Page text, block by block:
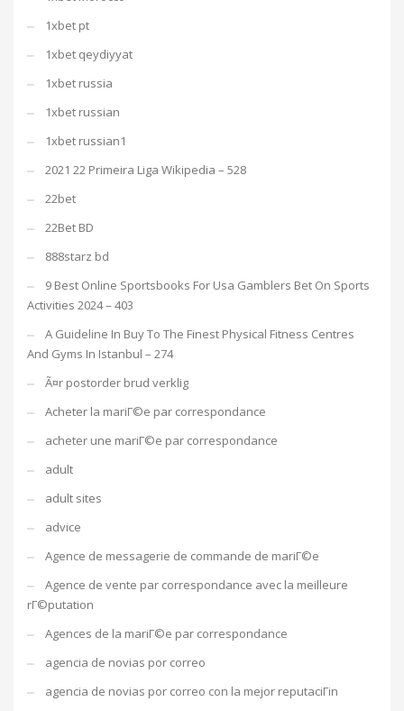
1xbet pt
1xbet qeydiyyat
1xbet russia
1xbet russian
1xbet russian1
2021 22 Primeira Liga Wikipedia – 528
22bet
22Bet BD
888starz bd
9 Best Online Sportsbooks For Usa Gamblers Bet On Sports
Activities 2024 – 403
A Guideline In Buy To The Finest Physical Fitness Centres
And Gyms In Istanbul – 274
Ã¤r postorder brud verklig
Acheter la mariГ©e par correspondance
acheter une mariГ©e par correspondance
adult
adult sites
advice
Agence de messagerie de commande de mariГ©e
Agence de vente par correspondance avec la meilleure
rГ©putation
Agences de la mariГ©e par correspondance
agencia de novias por correo
agencia de novias por correo con la mejor reputaciГіn